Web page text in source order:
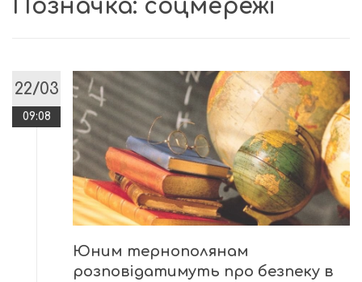
Позначка: соцмережі
22/03
09:08
Юним тернополянам
розповідатимуть про безпеку в